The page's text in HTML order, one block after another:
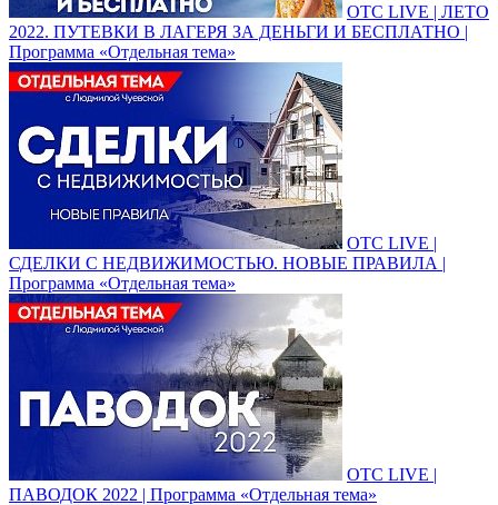
ОТС LIVE | ЛЕТО
2022. ПУТЕВКИ В ЛАГЕРЯ ЗА ДЕНЬГИ И БЕСПЛАТНО |
Программа «Отдельная тема»
ОТС LIVE |
СДЕЛКИ С НЕДВИЖИМОСТЬЮ. НОВЫЕ ПРАВИЛА |
Программа «Отдельная тема»
ОТС LIVE |
ПАВОДОК 2022 | Программа «Отдельная тема»